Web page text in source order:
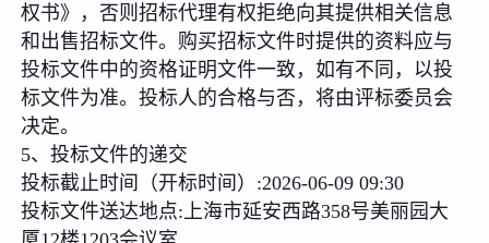
权书》，否则招标代理有权拒绝向其提供相关信息
和出售招标文件。购买招标文件时提供的资料应与
投标文件中的资格证明文件一致，如有不同，以投
标文件为准。投标人的合格与否，将由评标委员会
决定。
5、投标文件的递交
投标截止时间（开标时间）:2026-06-09 09:30
投标文件送达地点:上海市延安西路358号美丽园大